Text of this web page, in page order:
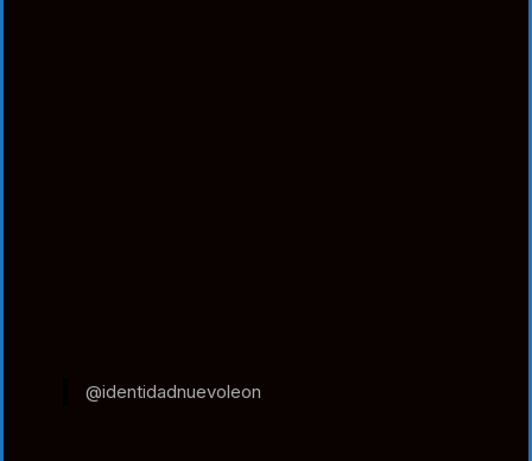
@identidadnuevoleon